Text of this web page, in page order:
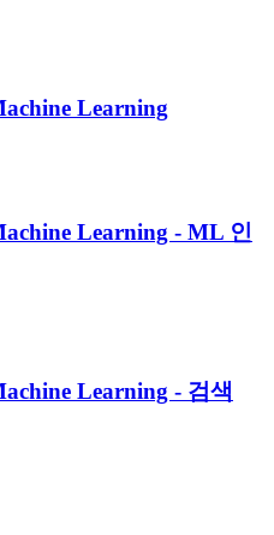
Learning
Learning - ML 인
Learning - 검색